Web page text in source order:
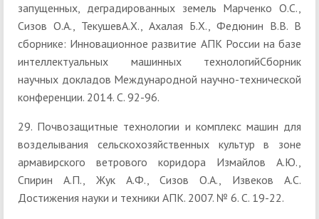
запущенных, деградированных земель Марченко О.С.,
Сизов О.А., ТекушевА.Х., Ахалая Б.Х., Федюнин В.В. В
сборнике: Инновационное развитие АПК России на базе
интеллектуальных машинных технологийСборник
научных докладов Международной научно-технической
конференции. 2014. С. 92-96.
29. Почвозащитные технологии и комплекс машин для
возделывания сельскохозяйственных культур в зоне
армавирского ветрового коридора Измайлов А.Ю.,
Спирин А.П., Жук А.Ф., Сизов О.А., Извеков А.С.
Достижения науки и техники АПК. 2007. № 6. С. 19-22.